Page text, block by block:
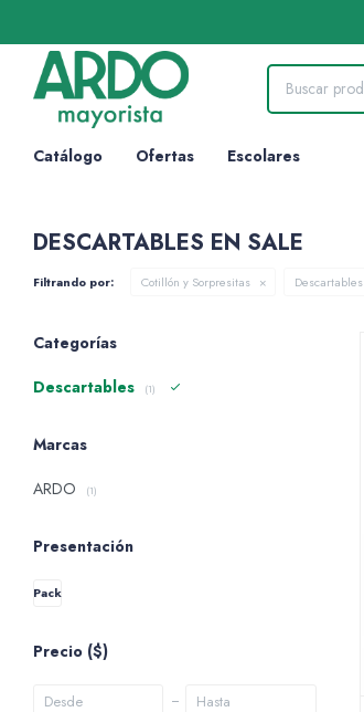
Catálogo Ofertas Escolares
DESCARTABLES EN SALE
Filtrando por: Cotillón y Sorpresitas Descartables
Categorías
Descartables
(1)
Marcas
ARDO
(1)
Presentación
Pack
Precio ($)